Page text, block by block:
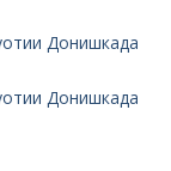
Донишкада
Донишкада